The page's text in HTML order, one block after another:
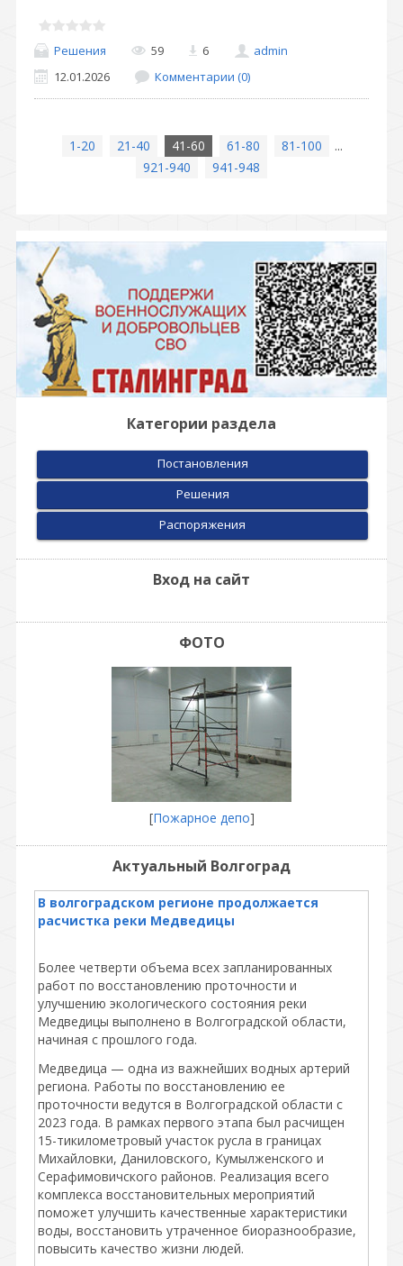
Решения 59 6
admin
12.01.2026
Комментарии (0)
1-20 21-40 41-60 61-80 81-100
...
921-940
941-948
Категории раздела
Постановления
Решения
Распоряжения
Вход на сайт
ФОТО
[Пожарное депо]
Актуальный Волгоград
В волгоградском регионе продолжается
расчистка реки Медведицы
Более четверти объема всех запланированных
работ по восстановлению проточности и
улучшению экологического состояния реки
Медведицы выполнено в Волгоградской области,
начиная с прошлого года.
Медведица — одна из важнейших водных артерий
региона. Работы по восстановлению ее
проточности ведутся в Волгоградской области с
2023 года. В рамках первого этапа был расчищен
15-тикилометровый участок русла в границах
Михайловки, Даниловского, Кумылженского и
Серафимовичского районов. Реализация всего
комплекса восстановительных мероприятий
поможет улучшить качественные характеристики
воды, восстановить утраченное биоразнообразие,
повысить качество жизни людей.